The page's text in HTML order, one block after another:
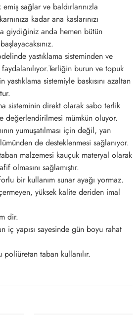
sağlar ve baldırlarınızla
kadar ana kaslarınızı
giydiğiniz anda hemen bütün
yastıklama sisteminden ve
burun ve topuk
sistemiyle baskısını azaltan
sisteminin direkt olarak sabo terlik
değerlendirilmesi mümkün oluyor.
yumuşatılması için değil, yan
de desteklenmesi sağlanıyor.
taban malzemesi kauçuk materyal olarak
olmasını sağlamıştır.
bir kullanım sunar ayağı yormaz.
yüksek kalite deriden imal
dir.
iç yapısı sayesinde gün boyu rahat
taban kullanılır.